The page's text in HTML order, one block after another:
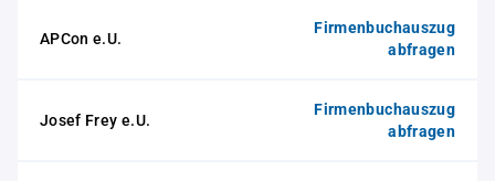
APCon e.U.
Firmenbuchauszug
abfragen
Josef Frey e.U.
Firmenbuchauszug
abfragen